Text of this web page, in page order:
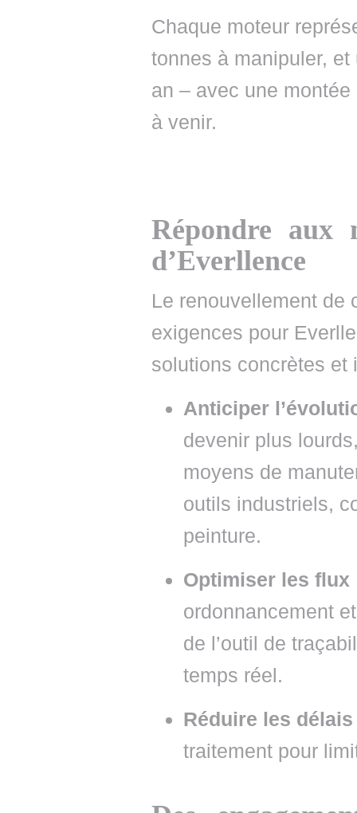
Chaque moteur
tonnes à manipuler, et
an – avec une
à venir.
Répondre aux
d’Everllence
Le renouvellement de
exigences pour
solutions concrètes et
Anticiper
devenir plus
moyens de
outils industriels,
peinture.
Optimiser les flux
ordonnancement
de l’outil de
temps réel.
Réduire les délais
traitement pour